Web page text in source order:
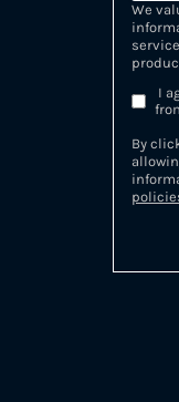
We
I
By